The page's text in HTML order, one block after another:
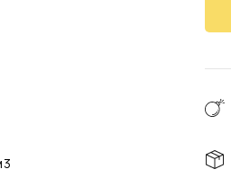
м3